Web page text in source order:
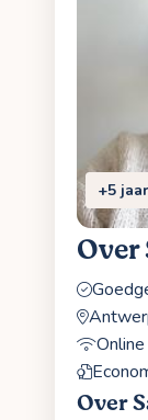
+5
Over
Online
Over